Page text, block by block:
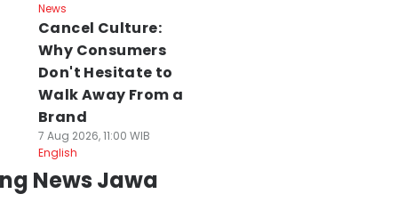
News
Cancel Culture:
Why Consumers
Don't Hesitate to
Walk Away From a
Brand
7 Aug 2026, 11:00 WIB
English
News Jawa